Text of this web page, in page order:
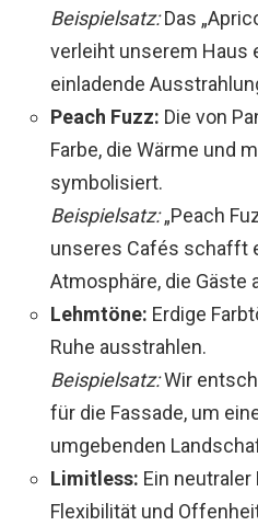
Beispielsatz:Das
verleiht unserem Haus
einladende
Peach Fuzz: Die von
Farbe, die Wärme und
symbolisiert.
Beispielsatz:„Peach
unseres Cafés schafft
Atmosphäre, die Gäste
Lehmtöne: Erdige
Ruhe ausstrahlen.
Beispielsatz:Wir
für die Fassade, um
umgebenden
Limitless: Ein neutraler
Flexibilität und